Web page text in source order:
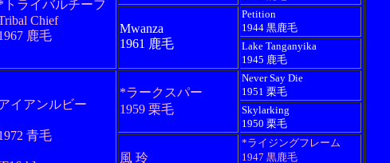
トライバルチーフ
Chief
鹿毛
Mwanza
1961 鹿毛
Petition
1944 黒鹿毛
Lake Tanganyika
1945 鹿毛
イアンルビー
青毛
*ラークスパー
1959 栗毛
Never Say Die
1951 栗毛
Skylarking
1950 栗毛
風 玲
*ライジングフレーム
1947 黒鹿毛